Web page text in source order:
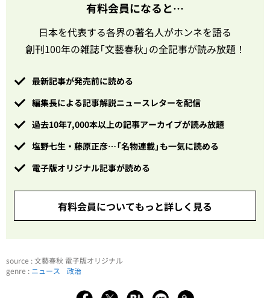
有料会員になると…
日本を代表する各界の著名人がホンネを語る
創刊100年の雑誌「文藝春秋」の全記事が読み放題！
最新記事が発売前に読める
編集長による記事解説ニュースレターを配信
過去10年7,000本以上の記事アーカイブが読み放題
塩野七生・藤原正彦…「名物連載」も一気に読める
電子版オリジナル記事が読める
有料会員についてもっと詳しく見る
source : 文藝春秋 電子版オリジナル
genre : ニュース 政治